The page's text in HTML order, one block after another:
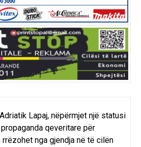
Lapaj, nëpërmjet një statusi
qeveritare për
nga gjendja në të cilën